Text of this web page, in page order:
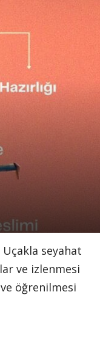
seyahat
ve izlenmesi
öğrenilmesi